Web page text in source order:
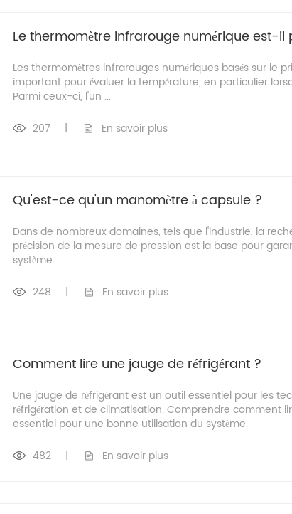
Le thermomètre infrarouge numérique est-il
Les thermomètres infrarouges numériques basés sur le
important pour évaluer la température, en particulier
Parmi ceux-ci, l'un ...
207 | En savoir plus
Qu'est-ce qu'un manomètre à capsule ?
Dans de nombreux domaines, tels que l'industrie, la
précision de la mesure de pression est la base pour
système.
248 | En savoir plus
Comment lire une jauge de réfrigérant ?
Une jauge de réfrigérant est un outil essentiel pour les
réfrigération et de climatisation. Comprendre comment
essentiel pour une bonne utilisation du système.
482 | En savoir plus